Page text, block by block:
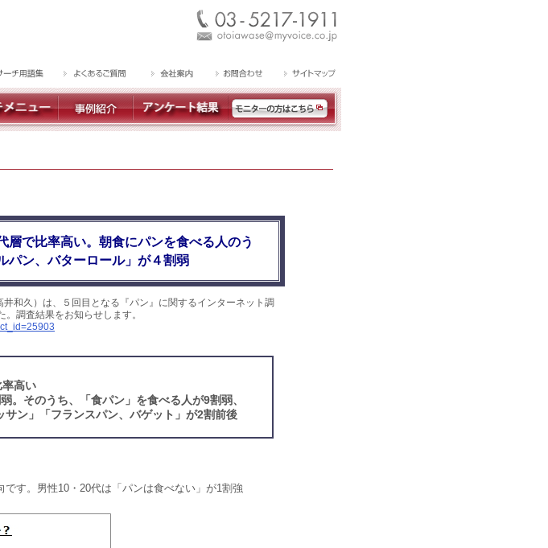
層で比率高い。朝食にパンを食べる人のう
パン、バターロール」が４割弱
和久）は、５回目となる『パン』に関するインターネット調
調査結果をお知らせします。
高い
。そのうち、「食パン」を食べる人が9割弱、
サン」「フランスパン、バゲット」が2割前後
す。男性10・20代は「パンは食べない」が1割強